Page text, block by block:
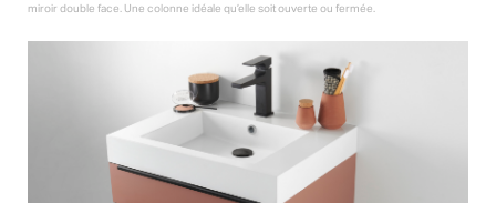
miroir double face. Une colonne idéale qu’elle soit ouverte ou fermée.